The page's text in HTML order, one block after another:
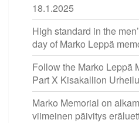
18.1.2025
High standard in the
day of Marko Leppä
Follow the Marko Leppä
Part X Kisakallion
Marko Memorial on
viimeinen päivitys